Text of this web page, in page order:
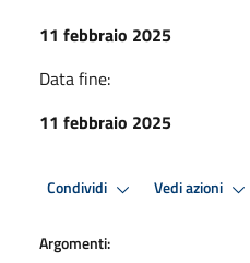
11 febbraio 2025
Data fine:
11 febbraio 2025
Condividi Vedi azioni
Argomenti: